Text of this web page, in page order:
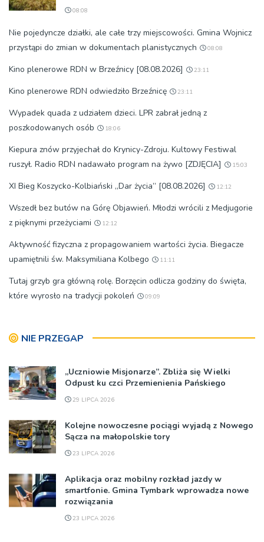
08:08
Nie pojedyncze działki, ale całe trzy miejscowości. Gmina Wojnicz
przystąpi do zmian w dokumentach planistycznych
08:08
Kino plenerowe RDN w Brzeźnicy [08.08.2026] 23:11
Kino plenerowe RDN odwiedziło Brzeźnicę 23:11
Wypadek quada z udziałem dzieci. LPR zabrał jedną z
poszkodowanych osób
18:06
Kiepura znów przyjechał do Krynicy-Zdroju. Kultowy Festiwal
ruszył. Radio RDN nadawało program na żywo [ZDJĘCIA]
15:03
XI Bieg Koszycko-Kolbiański „Dar życia” [08.08.2026] 12:12
Wszedł bez butów na Górę Objawień. Młodzi wrócili z Medjugorie
z pięknymi przeżyciami
12:12
Aktywność fizyczna z propagowaniem wartości życia. Biegacze
upamiętnili św. Maksymiliana Kolbego
11:11
Tutaj grzyb gra główną rolę. Borzęcin odlicza godziny do święta,
które wyrosło na tradycji pokoleń
09:09
NIE PRZEGAP
„Uczniowie Misjonarze”. Zbliża się Wielki
Odpust ku czci Przemienienia Pańskiego
29 LIPCA 2026
Kolejne nowoczesne pociągi wyjadą z Nowego
Sącza na małopolskie tory
23 LIPCA 2026
Aplikacja oraz mobilny rozkład jazdy w
smartfonie. Gmina Tymbark wprowadza nowe
rozwiązania
23 LIPCA 2026